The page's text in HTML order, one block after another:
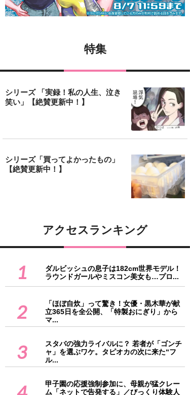
特集
シリーズ 「実録！私の人生、泣き
笑い」【絶賛更新中！】
シリーズ「買ってよかったもの」
【絶賛更新中！】
アクセスランキング
1
ダルビッシュの息子は182cm世界モデル！
ラウンドガールやミスコン美女も…プロ...
2
「ほぼ自炊」って驚き！女優・黒木華が献
立365日を全公開、「特製おにぎり」から
マ...
3
スタバの強力ライバルに？ 若者が「ゴンチ
ャ」を選ぶワケ。タピオカの次に来た“フ
ル...
甲子園の応援強制参加に、母親が猛クレー
ム「ネットで告発する」／びっくり体験人